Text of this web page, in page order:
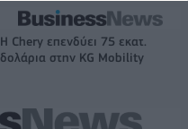
Η Chery επενδύει 75 εκατ.
δολάρια στην KG Mobility